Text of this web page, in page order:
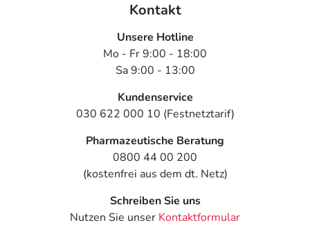
Kontakt
Unsere Hotline
Mo - Fr 9:00 - 18:00
Sa 9:00 - 13:00
Kundenservice
030 622 000 10 (Festnetztarif)
Pharmazeutische Beratung
0800 44 00 200
(kostenfrei aus dem dt. Netz)
Schreiben Sie uns
Nutzen Sie unser Kontaktformular